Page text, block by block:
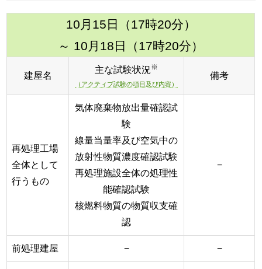
10月15日（17時20分）
～ 10月18日（17時20分）
建屋名
主な試験状況※
（アクティブ試験の項目及び内容）
備考
再処理工場
全体として
行うもの
気体廃棄物放出量確認試
験
線量当量率及び空気中の
放射性物質濃度確認試験
再処理施設全体の処理性
能確認試験
核燃料物質の物質収支確
認
−
前処理建屋 − −